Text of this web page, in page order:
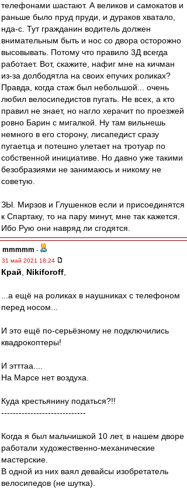
телефонами шастают. А великов и самокатов и
раньше было пруд пруди, и дураков хватало,
нда-с. Тут гражданин водитель должен
внимательным быть и нос со двора осторожно
высовывать. Потому что правило 3Д всегда
работает. Вот, скажите, нафиг мне на кичман
из-за долбодятла на своих епучих роликах?
Правда, когда стаж был небольшой... очень
любил велосипедистов пугать. Не всех, а кто
правил не знает, но нагло херачит по проезжей
ровно Барин с мигалкой. Ну там вильнешь
немного в его сторону, лисапедист сразу
пугаетца и потешно улетает на тротуар по
собственной инициативе. Но давно уже такими
безобразиями не занимаюсь и никому не
советую.
ЗЫ. Мирзов и Глушенков если и присоединятся
к Спартаку, то на пару минут, мне так кажется.
Ибо Рую они навряд ли сгодятся.
mmmmm -
31 май 2021 18:24
Край Nikiforoff
...а ещё на роликах в наушниках с телефоном
перед носом...
И это ещё по-серьёзному не подключились
квадрокоптеры!
И этттаа....
На Марсе нет воздуха.
Куда крестьянину податься?!!
-----------------------------
Когда я был мальчишкой 10 лет, в нашем дворе
работали художественно-механические
мастерские.
В одной из них ваял девайсы изобретатель
велосипедов (не шутка).